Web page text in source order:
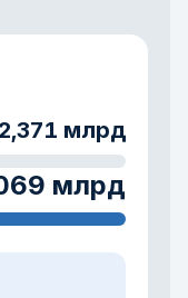
млрд
млрд